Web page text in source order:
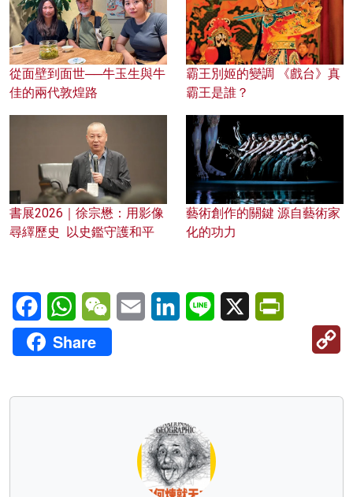
從面壁到面世──牛玉生與牛
佳的兩代敦煌路
霸王別姬的變調 《戲台》真
霸王是誰？
書展2026｜徐宗懋：用影像
尋繹歷史 以史鑑守護和平
藝術創作的關鍵 源自藝術家
化的功力
FacebookWhatsAppWeChatEmail LinkedInLine X
Share